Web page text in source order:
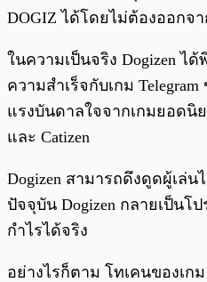
DOGIZ ได้โดยไม่ต้องออกจา
ในความเป็นจริง Dogizen ไ
ความสำเร็จกับเกม
แรงบันดาลใจจากเกมยอดนิย
และ Catizen
Dogizen สามารถดึงดูดผู้เล่
ปัจจุบัน Dogizen กลายเป็นโ
กำไรได้จริง
อย่างไรก็ตาม โทเคนของเกม